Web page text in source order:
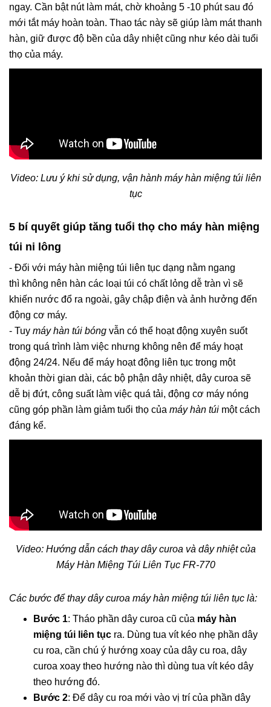
ngay. Cần bật nút làm mát, chờ khoảng 5 -10 phút sau đó
mới tắt máy hoàn toàn. Thao tác này sẽ giúp làm mát thanh
hàn, giữ được độ bền của dây nhiệt cũng như kéo dài tuổi
thọ của máy.
Video: Lưu ý khi sử dụng, vận hành máy hàn miệng túi liên
tục
5 bí quyết giúp tăng tuổi thọ cho máy hàn miệng
túi ni lông
- Đối với máy hàn miệng túi liên tục dạng nằm ngang
thì không nên hàn các loại túi có chất lỏng dễ tràn vì sẽ
khiến nước đổ ra ngoài, gây chập điện và ảnh hưởng đến
động cơ máy.
- Tuy máy hàn túi bóng vẫn có thể hoạt động xuyên suốt
trong quá trình làm việc nhưng không nên để máy hoạt
động 24/24. Nếu để máy hoạt động liên tục trong một
khoản thời gian dài, các bộ phận dây nhiệt, dây curoa sẽ
dễ bị đứt, công suất làm việc quá tải, động cơ máy nóng
cũng góp phần làm giảm tuổi thọ của máy hàn túi một cách
đáng kể.
Video: Hướng dẫn cách thay dây curoa và dây nhiệt của
Máy Hàn Miệng Túi Liên Tục FR-770
Các bước để thay dây curoa máy hàn miệng túi liên tục là:
Bước 1: Tháo phần dây curoa cũ của máy hàn
miệng túi liên tục ra. Dùng tua vít kéo nhẹ phần dây
cu roa, cần chú ý hướng xoay của dây cu roa, dây
curoa xoay theo hướng nào thì dùng tua vít kéo dây
theo hướng đó.
Bước 2: Để dây cu roa mới vào vị trí của phần dây